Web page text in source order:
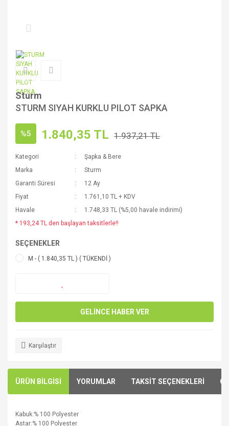
Sturm
STURM SIYAH KURKLU PILOT SAPKA
%5 1.840,35 TL 1.937,21 TL
Kategori
Şapka & Bere
Marka
Sturm
Garanti Süresi
12 Ay
Fiyat
1.761,10 TL + KDV
Havale
1.748,33 TL (%5,00 havale indirimi)
* 193,24 TL den başlayan taksitlerle!!
SEÇENEKLER
M - ( 1.840,35 TL ) ( TÜKENDİ )
GELİNCE HABER VER
Karşılaştır
ÜRÜN BİLGİSİ YORUMLAR TAKSİT SEÇENEKLERİ
Kabuk:% 100 Polyester
Astar:% 100 Polyester